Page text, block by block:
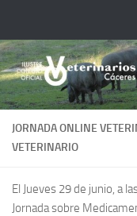
JORNADA ONLINE
VETERINARIO
El Jueves 29 de junio, a
Jornada sobre